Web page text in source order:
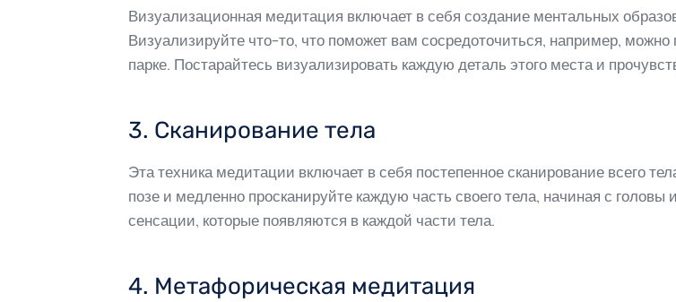
Визуализационная медитация включает в себя создание ментальных
Визуализируйте что-то, что поможет вам сосредоточиться, например,
парке. Постарайтесь визуализировать каждую деталь этого места и
3. Сканирование тела
Эта техника медитации включает в себя постепенное сканирование всего
позе и медленно просканируйте каждую часть своего тела, начиная с
сенсации, которые появляются в каждой части тела.
4. Метафорическая медитация